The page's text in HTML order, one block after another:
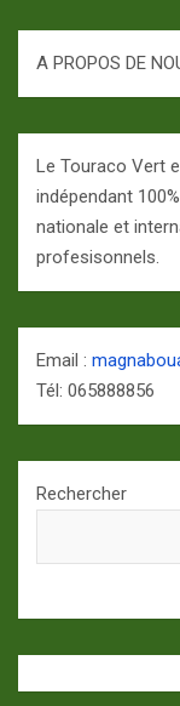
A PROPOS DE
Le Touraco Vert
indépendant
nationale et
profesisonnels.
Email :
Tél: 065888856
Rechercher